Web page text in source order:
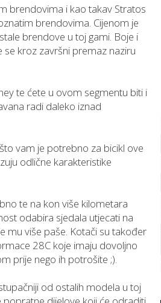
brendovima i kao takav Stratos
brendovima. Cijenom je
brendove u toj gami. Boje i
kroz završni premaz naziru
te ćete u ovom segmentu biti i
radi daleko iznad
vam je potrebno za bicikl ove
odlične karakteristike
te na kon više kilometara
odabira sjedala utjecati na
mu više paše. Kotači su također
28C koje imaju dovoljno
prije nego ih potrošite ;).
od ostalih modela u toj